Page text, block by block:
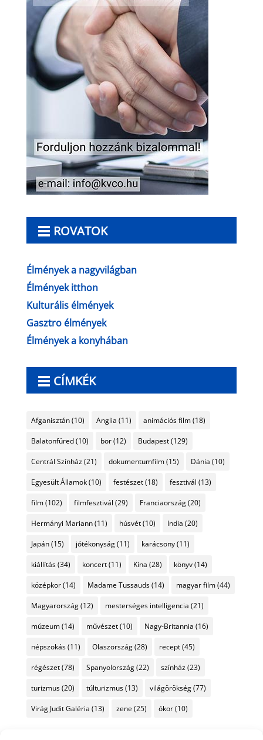
ROVATOK
Élmények a nagyvilágban
Élmények itthon
Kulturális élmények
Gasztro élmények
Élmények a konyhában
CÍMKÉK
Afganisztán(10) Anglia (11) animációs film(18)
Balatonfüred(10) bor(12) Budapest(129)
Centrál Színház(21) dokumentumfilm(15) Dánia (10)
Egyesült Államok(10) festészet(18) fesztivál (13)
film(102) filmfesztivál (29) Franciaország(20)
Hermányi Mariann(11) húsvét(10) India (20)
Japán(15) jótékonyság(11) karácsony(11)
kiállítás(34) koncert(11) Kína (28) könyv(14)
középkor(14) Madame Tussauds(14) magyar film(44)
Magyarország(12) mesterséges intelligencia (21)
múzeum(14) művészet(10) Nagy-Britannia (16)
népszokás(11) Olaszország(28) recept(45)
régészet(78) Spanyolország(22) színház(23)
turizmus(20) túlturizmus(13) világörökség(77)
Virág Judit Galéria (13) zene (25) ókor(10)